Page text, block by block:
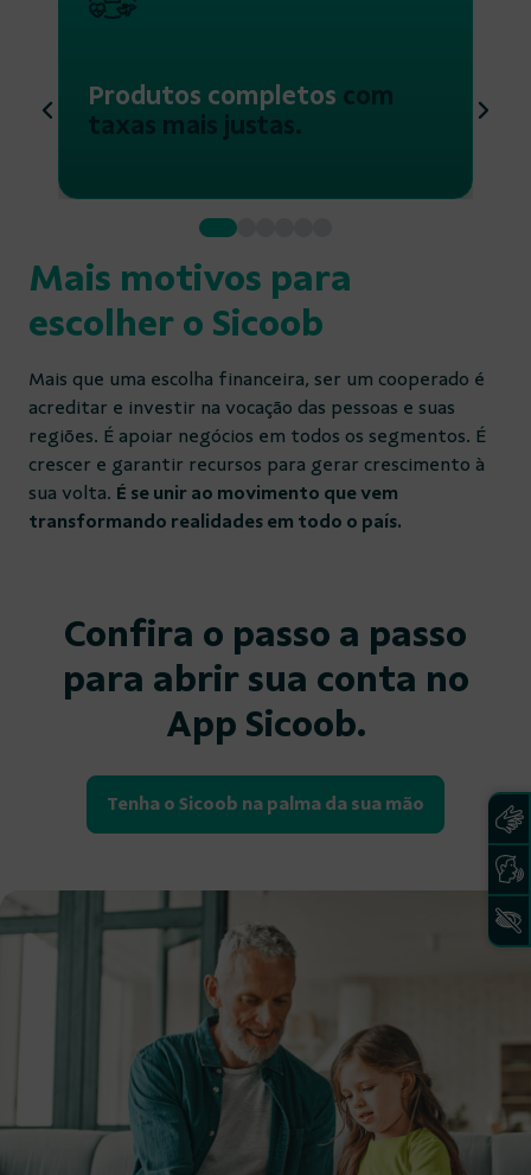
Produtos completos com
taxas mais justas.
Mais motivos para
escolher o Sicoob
Mais que uma escolha financeira, ser um cooperado é
acreditar e investir na vocação das pessoas e suas
regiões. É apoiar negócios em todos os segmentos. É
crescer e garantir recursos para gerar crescimento à
sua volta. É se unir ao movimento que vem
transformando realidades em todo o país.
Confira o passo a passo
para abrir sua conta no
App Sicoob.
Tenha o Sicoob na palma da sua mão